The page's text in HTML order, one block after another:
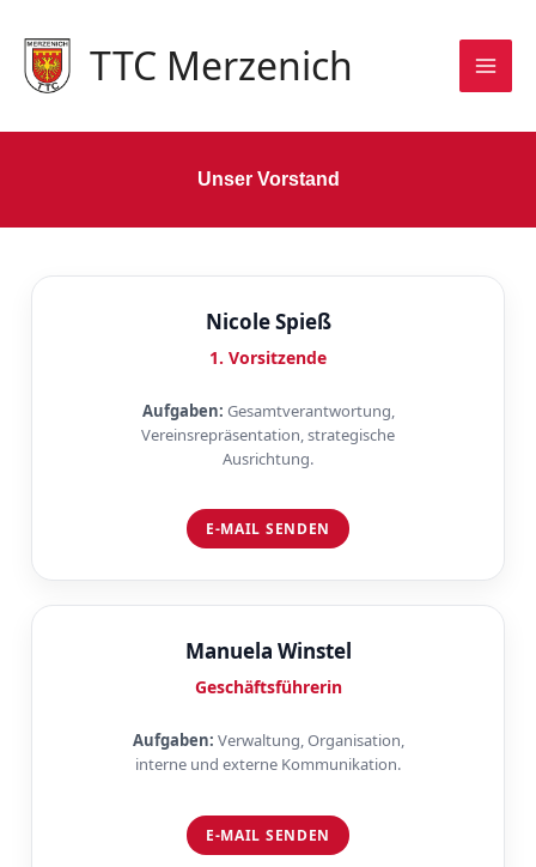
Inhalt
springen
TTC Merzenich
Unser Vorstand
Nicole Spieß
1. Vorsitzende
Aufgaben: Gesamtverantwortung,
Vereinsrepräsentation, strategische
Ausrichtung.
E-MAIL SENDEN
Manuela Winstel
Geschäftsführerin
Aufgaben: Verwaltung, Organisation,
interne und externe Kommunikation.
E-MAIL SENDEN